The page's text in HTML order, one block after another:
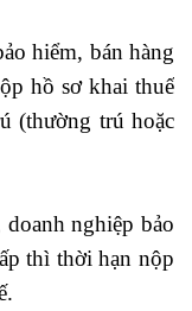
hiểm, bán hàng
hồ sơ khai thuế
(thường trú hoặc
nghiệp bảo
thì thời hạn nộp